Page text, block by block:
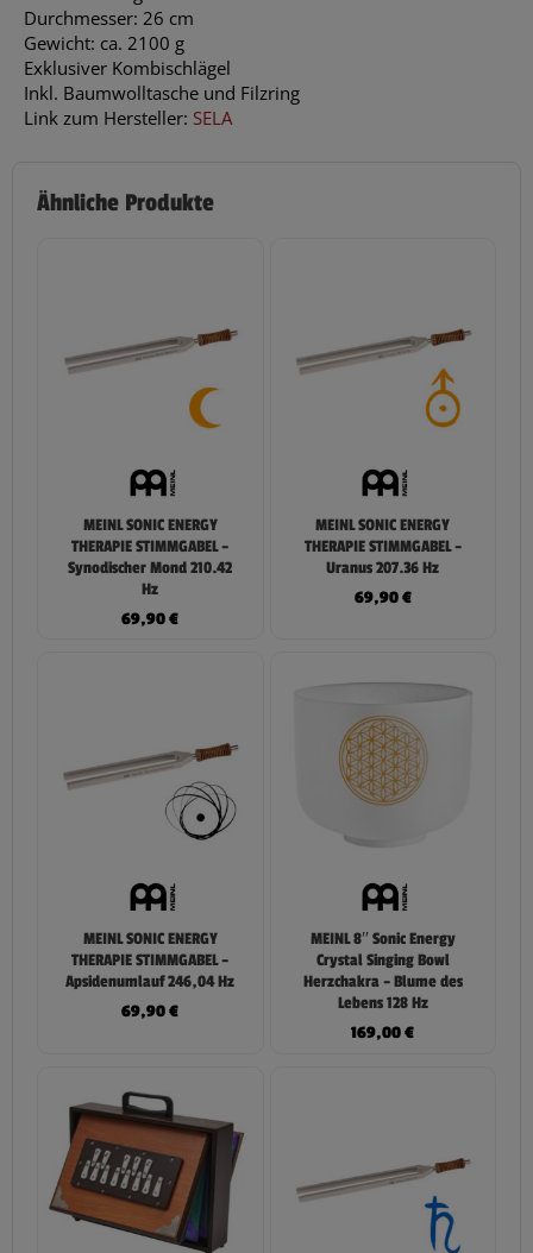
Durchmesser: 26 cm
Gewicht: ca. 2100 g
Exklusiver Kombischlägel
Inkl. Baumwolltasche und Filzring
Link zum Hersteller: SELA
Ähnliche Produkte
MEINL SONIC ENERGY
THERAPIE STIMMGABEL –
Synodischer Mond 210.42
Hz
69,90€
MEINL SONIC ENERGY
THERAPIE STIMMGABEL –
Uranus 207.36 Hz
69,90€
MEINL SONIC ENERGY
THERAPIE STIMMGABEL –
Apsidenumlauf 246,04 Hz
69,90€
MEINL 8″ Sonic Energy
Crystal Singing Bowl
Herzchakra – Blume des
Lebens 128 Hz
169,00€